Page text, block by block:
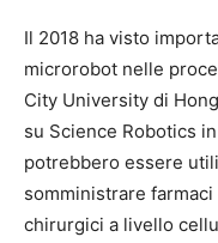
Il 2018 ha visto
microrobot nelle
City University di
su Science Robotics
potrebbero essere
somministrare
chirurgici a livello